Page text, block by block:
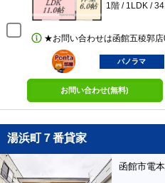
1階 / 1LDK /
★お問い合わせは函館五稜郭
ポンタ
部屋
パノラマ
お問い合わせ(無料)
湯浜町７番貸家
函館市電